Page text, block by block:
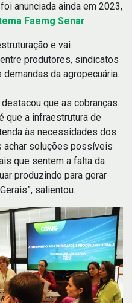
anunciada ainda em 2023,
Faemg Senar.
e vai
produtores, sindicatos
da agropecuária.
que as cobranças
que a infraestrutura de
às necessidades dos
achar soluções possíveis
que sentem a falta da
produzindo para gerar
salientou.